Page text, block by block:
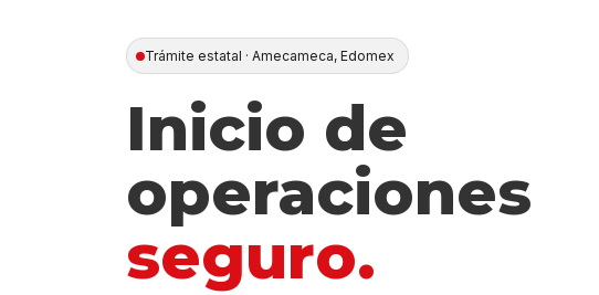
Trámite estatal · Amecameca, Edomex
Inicio de
operaciones
seguro.